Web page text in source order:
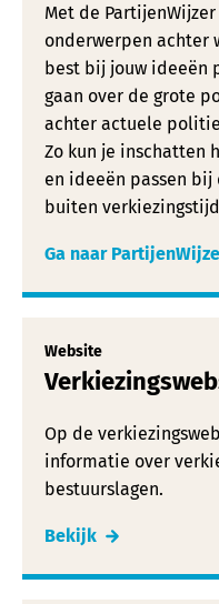
Met de
onderwerpen
best bij jouw ideeën
gaan over de grote
achter actuele
Zo kun je inschatten
en ideeën passen
buiten
Ga naar
Website
Op de
informatie over
bestuurslagen.
Bekijk